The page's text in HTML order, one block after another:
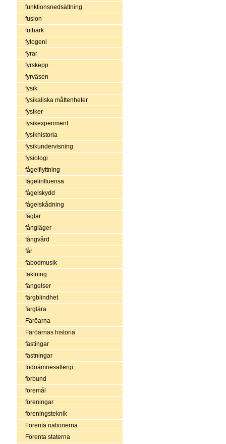
funktionsnedsättning
fusion
futhark
fylogeni
fyrar
fyrskepp
fyrväsen
fysik
fysikaliska måttenheter
fysiker
fysikexperiment
fysikhistoria
fysikundervisning
fysiologi
fågelflyttning
fågelinfluensa
fågelskydd
fågelskådning
fåglar
fångläger
fångvård
får
fäbodmusik
fäktning
fängelser
färgblindhet
färglära
Färöarna
Färöarnas historia
fästingar
fästningar
födoämnesallergi
förbund
föremål
föreningar
föreningsteknik
Förenta nationerna
Förenta staterna